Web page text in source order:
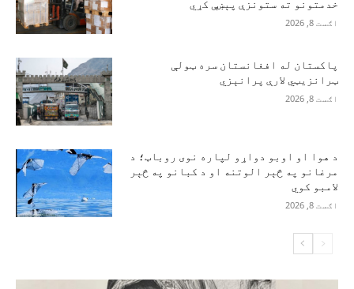
خدمتونو ته ستونزې پېښې کړي
اګست 8, 2026
پاکستان له افغانستان سره ټولې
ټرانزیټي لارې پرانېزي
اګست 8, 2026
د هوا او اوبو دواړو لپاره نوی روباټ؛ د
مرغانو په څېر الوتنه او د کبانو په څېر
لامبو کوي
اګست 8, 2026